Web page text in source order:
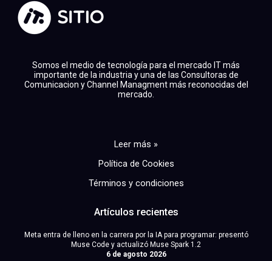
Somos el medio de tecnología para el mercado IT más
importante de la industria y una de las Consultoras de
Comunicacion y Channel Managment más reconocidas del
mercado.
Leer más »
Política de Cookies
Términos y condiciones
Artículos recientes
Meta entra de lleno en la carrera por la IA para programar: presentó
Muse Code y actualizó Muse Spark 1.2
6 de agosto 2026